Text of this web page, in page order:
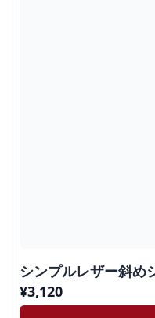
シンプルレザー斜め
¥3,120